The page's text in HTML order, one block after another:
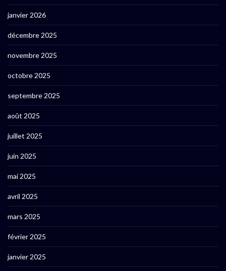
janvier 2026
décembre 2025
novembre 2025
octobre 2025
septembre 2025
août 2025
juillet 2025
juin 2025
mai 2025
avril 2025
mars 2025
février 2025
janvier 2025